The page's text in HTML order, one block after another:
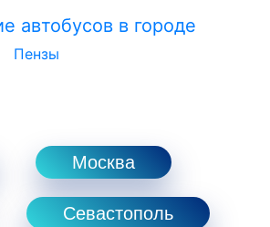
автобусов в городе
Пензы
Москва
Севастополь